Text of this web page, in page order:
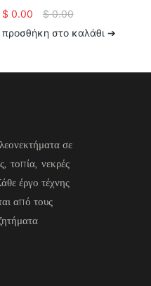
εξπρεσιονισμού, ανάγλυφη
ζωγραφική σε καμβά
$ 0.00 $0.00
προσθήκη στο καλάθι ➔
σε
τοπία, νεκρές
έργο τέχνης
από τους